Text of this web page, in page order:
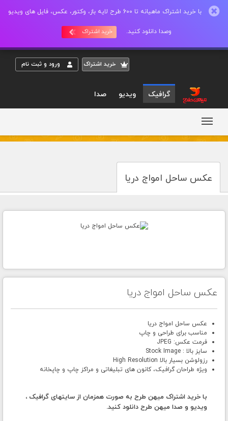
با خرید اشتراک ماهیانه تا 600 طرح لایه باز، وکتور، عکس، فایل های ویدیو
وصدا دانلود کنید. خرید اشتراک
خريد اشتراک ورود و ثبت نام
گرافیک ویدیو صدا
عکس ساحل امواج دریا
عکس ساحل امواج دریا
عکس ساحل امواج دریا
مناسب برای طراحی و چاپ
فرمت عکس: JPEG
سایز بالا : Stock Image
رزولوشن بسیار بالا High Resolution
ویژه طراحان گرافیک، کانون های تبلیغاتی و مراکز چاپ و چاپخانه
با خرید اشتراک میهن طرح به صورت همزمان از سایتهای گرافیک ،
ویدیو و صدا میهن طرح دانلود کنید.